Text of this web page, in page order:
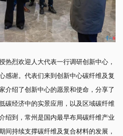
热烈欢迎人大代表一行调研创新中心，
感谢。代表们来到创新中心碳纤维及复
介绍了创新中心的愿景和使命，分享了
碳经济中的实景应用，以及区域碳纤维
绍到，常州是国内最早布局碳纤维产业
间持续支撑碳纤维及复合材料的发展，